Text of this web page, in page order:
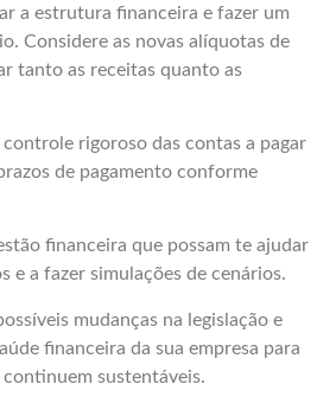
a estrutura financeira e fazer um
Considere as novas alíquotas de
tanto as receitas quanto as
rigoroso das contas a pagar
de pagamento conforme
financeira que possam te ajudar
e a fazer simulações de cenários.
mudanças na legislação e
financeira da sua empresa para
sustentáveis.